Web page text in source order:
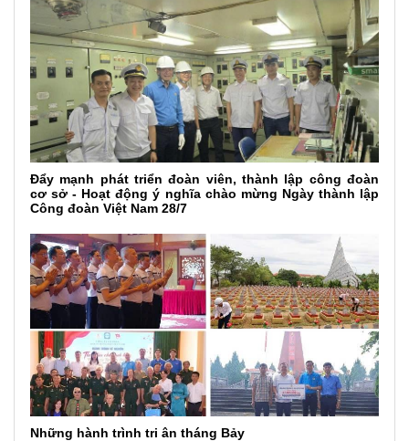
Đẩy mạnh phát triển đoàn viên, thành lập công đoàn
cơ sở - Hoạt động ý nghĩa chào mừng Ngày thành lập
Công đoàn Việt Nam 28/7
Những hành trình tri ân tháng Bảy